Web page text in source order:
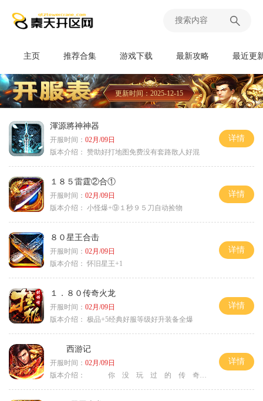
主页 推荐合集 游戏下载 最新攻略 最近更
更新时间：2025-12-15
渾源將神神器
开服时间： 02月/09日
版本介绍： 赞助好打地图免费没有套路散人好混
详情
１８５雷霆②合①
开服时间： 02月/09日
版本介绍： 小怪爆+⑨１秒９５刀自动捡物
详情
８０星王合击
开服时间： 02月/09日
版本介绍： 怀旧星王+1
详情
１．８０传奇火龙
开服时间： 02月/09日
版本介绍： 极品+5经典好服等级好升装备全爆
详情
西游记
开服时间： 02月/09日
版本介绍：
你 没 玩 过 的 传 奇
详情